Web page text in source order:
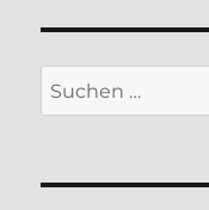
Suche
nach: